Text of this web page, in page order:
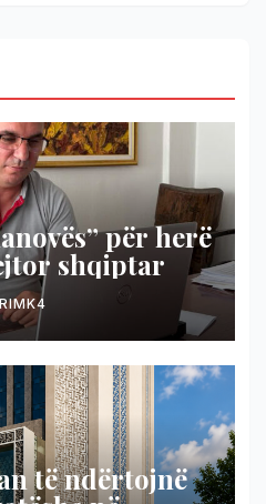
për herë
shqiptar
të ndërtojnë